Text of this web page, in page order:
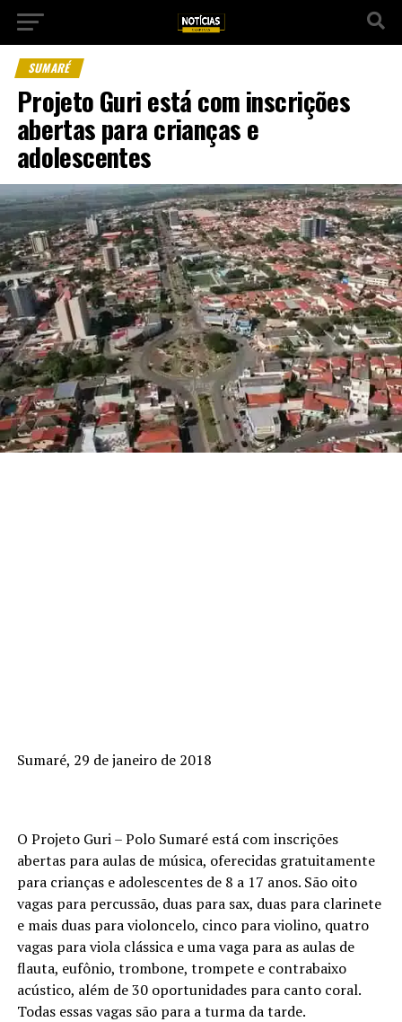
SUMARÉ
Projeto Guri está com inscrições
abertas para crianças e
adolescentes
Sumaré, 29 de janeiro de 2018
O Projeto Guri – Polo Sumaré está com inscrições
abertas para aulas de música, oferecidas gratuitamente
para crianças e adolescentes de 8 a 17 anos. São oito
vagas para percussão, duas para sax, duas para clarinete
e mais duas para violoncelo, cinco para violino, quatro
vagas para viola clássica e uma vaga para as aulas de
flauta, eufônio, trombone, trompete e contrabaixo
acústico, além de 30 oportunidades para canto coral.
Todas essas vagas são para a turma da tarde.